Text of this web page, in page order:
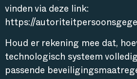
vinden via deze link:
https://
Houd er rekening mee dat,
technologisch systeem
passende